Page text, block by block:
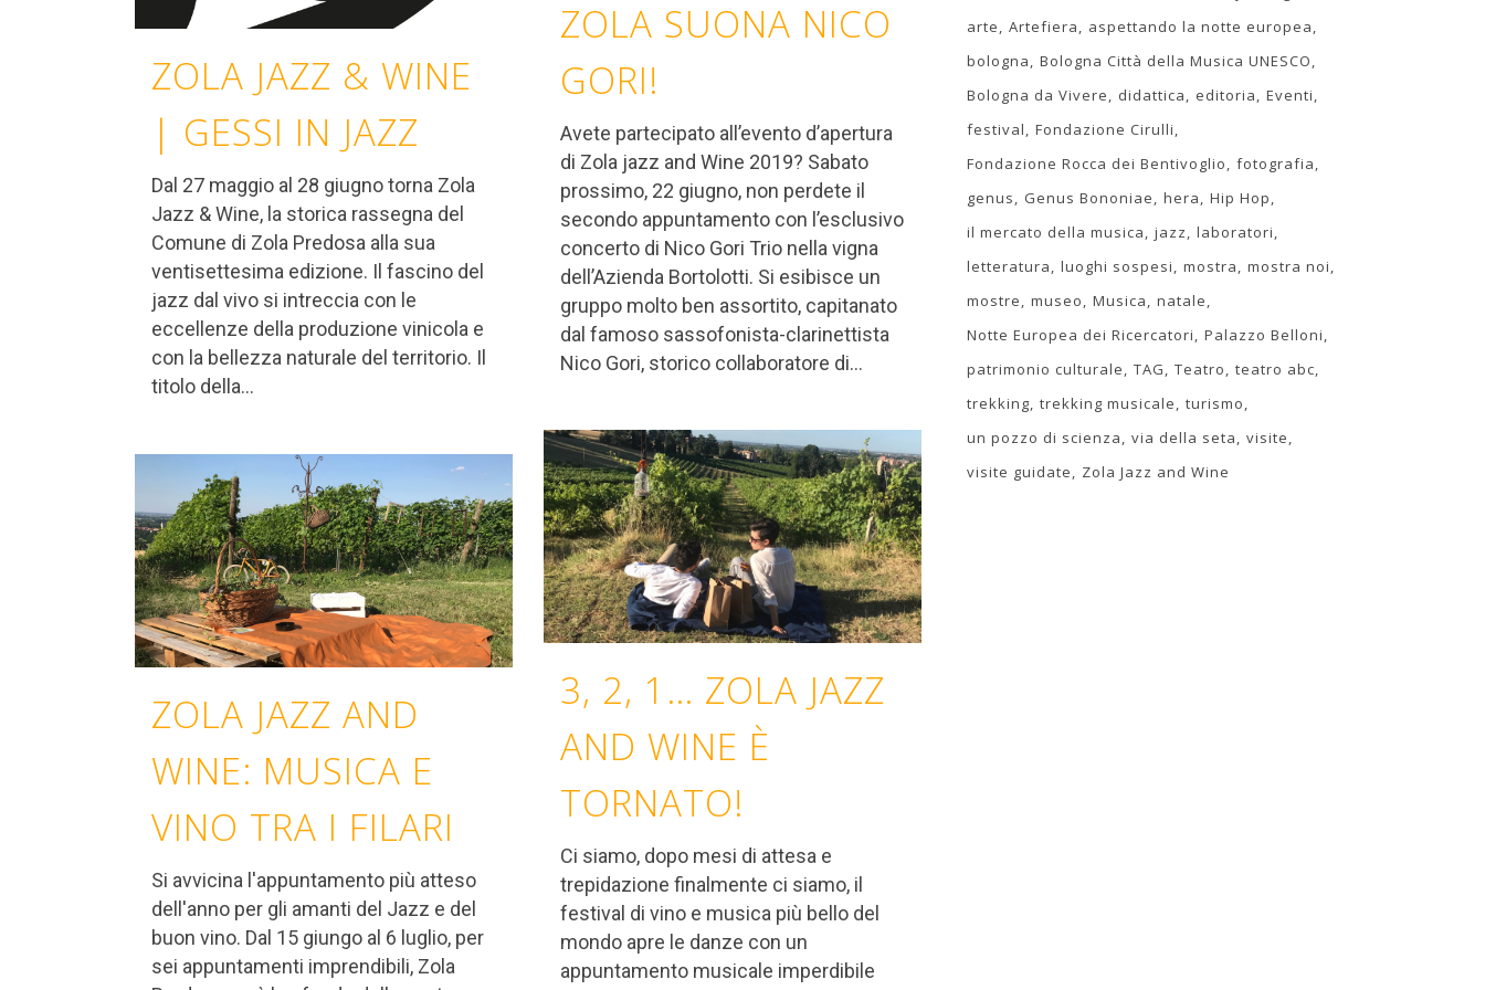
ZOLA JAZZ & WINE
| GESSI IN JAZZ
Dal 27 maggio al 28 giugno torna Zola
Jazz & Wine, la storica rassegna del
Comune di Zola Predosa alla sua
ventisettesima edizione. Il fascino del
jazz dal vivo si intreccia con le
eccellenze della produzione vinicola e
con la bellezza naturale del territorio. Il
titolo della...
ZOLA SUONA NICO
GORI!
Avete partecipato all’evento d’apertura
di Zola jazz and Wine 2019? Sabato
prossimo, 22 giugno, non perdete il
secondo appuntamento con l’esclusivo
concerto di Nico Gori Trio nella vigna
dell’Azienda Bortolotti. Si esibisce un
gruppo molto ben assortito, capitanato
dal famoso sassofonista-clarinettista
Nico Gori, storico collaboratore di...
3, 2, 1… ZOLA JAZZ
AND WINE È
TORNATO!
Ci siamo, dopo mesi di attesa e
trepidazione finalmente ci siamo, il
festival di vino e musica più bello del
mondo apre le danze con un
appuntamento musicale imperdibile
ZOLA JAZZ AND
WINE: MUSICA E
VINO TRA I FILARI
Si avvicina l'appuntamento più atteso
dell'anno per gli amanti del Jazz e del
buon vino. Dal 15 giungo al 6 luglio, per
sei appuntamenti imprendibili, Zola
arte
Artefiera
aspettando la notte europea
bologna
Bologna Città della Musica UNESCO
Bologna da Vivere
didattica editoria
Eventi
festival
Fondazione Cirulli
Fondazione Rocca dei Bentivoglio
fotografia
genus
Genus Bononiae hera
Hip Hop
il mercato della musica
jazz
laboratori
letteratura
luoghi sospesi mostra
mostra noi
mostre
museo Musica
natale
Notte Europea dei Ricercatori
Palazzo Belloni
patrimonio culturale
TAG Teatro
teatro abc
trekking trekking musicale
turismo
un pozzo di scienza
via della seta
visite
visite guidate
Zola Jazz and Wine